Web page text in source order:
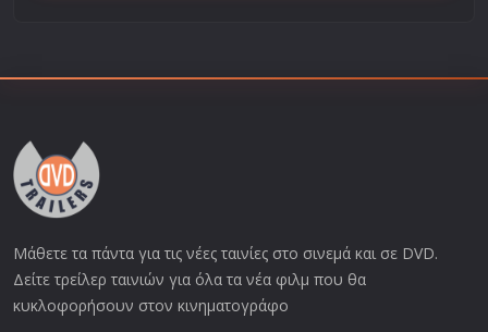
Μάθετε τα πάντα για τις νέες ταινίες στο σινεμά και σε DVD.
Δείτε τρείλερ ταινιών για όλα τα νέα φιλμ που θα
κυκλοφορήσουν στον κινηματογράφο